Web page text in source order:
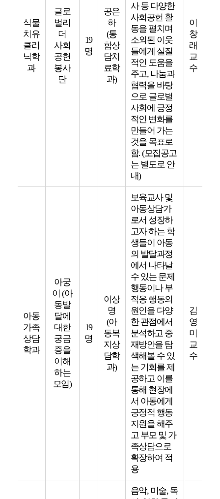
식물
치유
클리
닉학
과
글로
벌리
더
사회
공헌
봉사
단
19
명
공은
하
(통
합상
담치
료학
과)
사 등 다양한
사회공헌 활
동을 펼치며
소외된 이웃
들에게 실질
적인 도움을
주고, 나눔과
협력을 바탕
으로 글로벌
사회에 긍정
적인 변화를
만들어 가는
것을 목표로
함. (모집공고
는 별도로 안
내)
이
창
래
교
수
아동
가족
상담
학과
아궁
이 (아
동발
달에
대한
궁금
증을
이해
하는
모임)
19
명
이상
명
(아
동복
지상
담학
과)
보육교사 및
아동상담가
로서 성장하
고자 하는 학
생들이 아동
의 발달과정
에서 나타날
수 있는 문제
행동이나 부
적응 행동의
원인을 다양
한 관점에서
분석하고 중
재방안을 탐
색해볼 수 있
는 기회를 제
공하고 이를
통해 현장에
서 아동에게
긍정적 행동
지원을 해주
고 부모 및 가
족상담으로
확장하여 적
용
김
영
미
교
수
음악, 미술, 독